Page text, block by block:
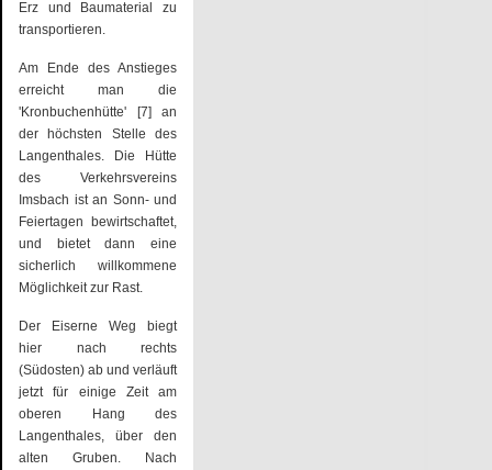
Erz und Baumaterial zu
transportieren.
Am Ende des Anstieges
erreicht man die
'Kronbuchenhütte' [7] an
der höchsten Stelle des
Langenthales. Die Hütte
des Verkehrsvereins
Imsbach ist an Sonn- und
Feiertagen bewirtschaftet,
und bietet dann eine
sicherlich willkommene
Möglichkeit zur Rast.
Der Eiserne Weg biegt
hier nach rechts
(Südosten) ab und verläuft
jetzt für einige Zeit am
oberen Hang des
Langenthales, über den
alten Gruben. Nach